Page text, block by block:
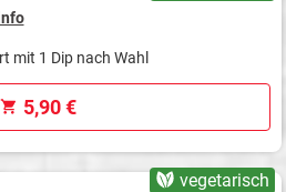
mit 1 Dip nach Wahl
5,90 €
vegetarisch